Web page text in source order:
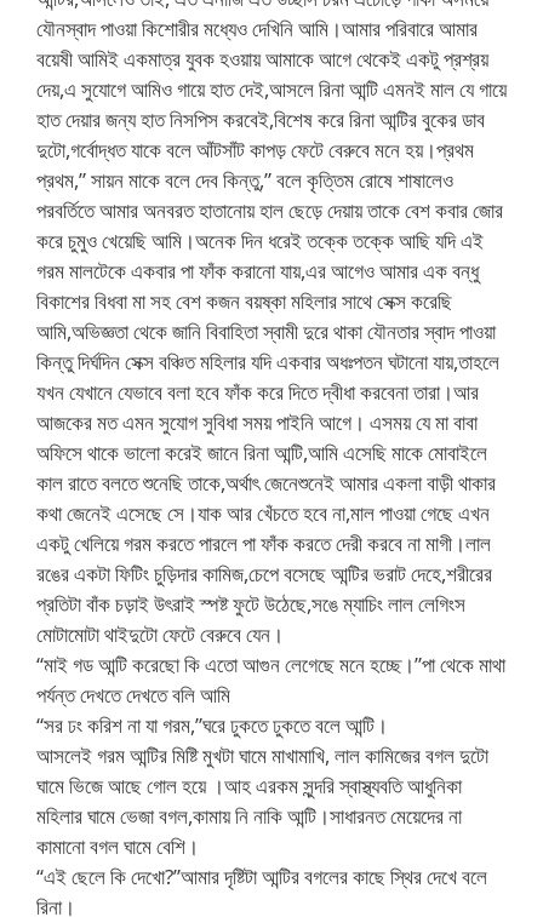
যৌনস্বাদ পাওয়া কিশোরীর মধ্যেও দেখিনি আমি।আমার পরিবারে আমার
বয়েষী আমিই একমাত্র যুবক হওয়ায় আমাকে আগে থেকেই একটু প্রশ্রয়
দেয়,এ সুযোগে আমিও গায়ে হাত দেই,আসলে রিনা আন্টি এমনই মাল যে গায়ে
হাত দেয়ার জন্য হাত নিসপিস করবেই,বিশেষ করে রিনা আন্টির বুকের ডাব
দুটো,গর্বোদ্ধত যাকে বলে আঁটসাঁট কাপড় ফেটে বেরুবে মনে হয়।প্রথম
প্রথম,” সায়ন মাকে বলে দেব কিন্তু,” বলে কৃত্তিম রোষে শাষালেও
পরবর্তিতে আমার অনবরত হাতানোয় হাল ছেড়ে দেয়ায় তাকে বেশ কবার জোর
করে চুমুও খেয়েছি আমি।অনেক দিন ধরেই তক্কে তক্কে আছি যদি এই
গরম মালটেকে একবার পা ফাঁক করানো যায়,এর আগেও আমার এক বন্ধু
বিকাশের বিধবা মা সহ বেশ কজন বয়ষ্কা মহিলার সাথে সেক্স করেছি
আমি,অভিজ্ঞতা থেকে জানি বিবাহিতা স্বামী দুরে থাকা যৌনতার স্বাদ পাওয়া
কিন্তু দির্ঘদিন সেক্স বঞ্চিত মহিলার যদি একবার অধঃপতন ঘটানো যায়,তাহলে
যখন যেখানে যেভাবে বলা হবে ফাঁক করে দিতে দ্বীধা করবেনা তারা।আর
আজকের মত এমন সুযোগ সুবিধা সময় পাইনি আগে। এসময় যে মা বাবা
অফিসে থাকে ভালো করেই জানে রিনা আন্টি,আমি এসেছি মাকে মোবাইলে
কাল রাতে বলতে শুনেছি তাকে,অর্থাৎ জেনেশুনেই আমার একলা বাড়ী থাকার
কথা জেনেই এসেছে সে।যাক আর খেঁচতে হবে না,মাল পাওয়া গেছে এখন
একটু খেলিয়ে গরম করতে পারলে পা ফাঁক করতে দেরী করবে না মাগী।লাল
রঙের একটা ফিটিং চুড়িদার কামিজ,চেপে বসেছে আন্টির ভরাট দেহে,শরীরের
প্রতিটা বাঁক চড়াই উৎরাই স্পষ্ট ফুটে উঠেছে,সঙে ম্যাচিং লাল লেগিংস
মোটামোটা থাইদুটো ফেটে বেরুবে যেন।
“মাই গড আন্টি করেছো কি এতো আগুন লেগেছে মনে হচ্ছে।”পা থেকে মাথা
পর্যন্ত দেখতে দেখতে বলি আমি
“সর ঢং করিশ না যা গরম,”ঘরে ঢুকতে ঢুকতে বলে আন্টি।
আসলেই গরম আন্টির মিষ্টি মুখটা ঘামে মাখামাখি, লাল কামিজের বগল দুটো
ঘামে ভিজে আছে গোল হয়ে ।আহ এরকম সুন্দরি স্বাস্থ্যবতি আধুনিকা
মহিলার ঘামে ভেজা বগল,কামায় নি নাকি আন্টি।সাধারনত মেয়েদের না
কামানো বগল ঘামে বেশি।
“এই ছেলে কি দেখো?”আমার দৃষ্টিটা আন্টির বগলের কাছে স্থির দেখে বলে
রিনা।